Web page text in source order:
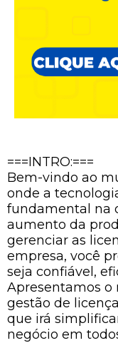
===INTRO:===
Bem-vindo ao
onde a
fundamental na
aumento da
gerenciar as
empresa, você
seja confiável,
Apresentamos o
gestão de
que irá
negócio em